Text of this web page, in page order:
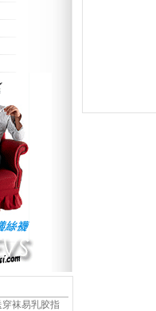
袜易乳胶指